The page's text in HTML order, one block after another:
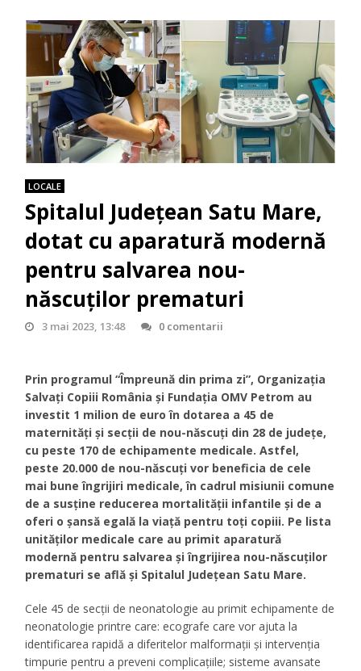
LOCALE
Spitalul Județean Satu Mare,
dotat cu aparatură modernă
pentru salvarea nou-
născuților prematuri
3 mai 2023, 13:48 0 comentarii
Prin programul “Împreună din prima zi”, Organizaţia
Salvați Copiii România și Fundaţia OMV Petrom au
investit 1 milion de euro în dotarea a 45 de
maternități și secții de nou-născuți din 28 de judeţe,
cu peste 170 de echipamente medicale. Astfel,
peste 20.000 de nou-născuți vor beneficia de cele
mai bune îngrijiri medicale, în cadrul misiunii comune
de a susține reducerea mortalității infantile și de a
oferi o șansă egală la viață pentru toți copiii. Pe lista
unităților medicale care au primit aparatură
modernă pentru salvarea și îngrijirea nou-născuților
prematuri se află și Spitalul Județean Satu Mare.
Cele 45 de secţii de neonatologie au primit echipamente de
neonatologie printre care: ecografe care vor ajuta la
identificarea rapidă a diferitelor malformații și intervenția
timpurie pentru a preveni complicațiile; sisteme avansate